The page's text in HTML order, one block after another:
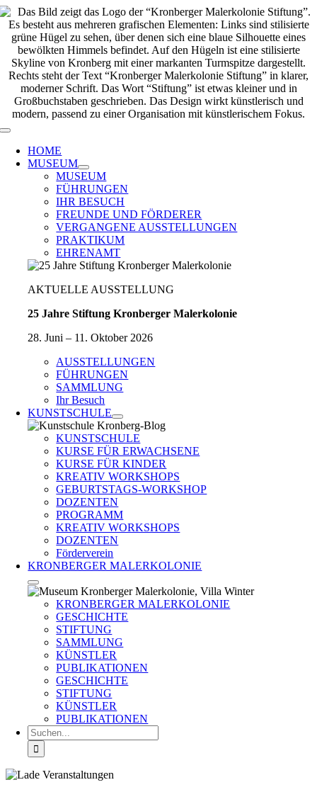
Zum
Inhalt
springen
Toggle
Navigation
HOME
MUSEUM
MUSEUM
FÜHRUNGEN
IHR BESUCH
FREUNDE UND FÖRDERER
VERGANGENE AUSSTELLUNGEN
PRAKTIKUM
EHRENAMT
AKTUELLE AUSSTELLUNG
25 Jahre Stiftung Kronberger Malerkolonie
28. Juni – 11. Oktober 2026
AUSSTELLUNGEN
FÜHRUNGEN
SAMMLUNG
Ihr Besuch
KUNSTSCHULE
KUNSTSCHULE
KURSE FÜR ERWACHSENE
KURSE FÜR KINDER
KREATIV WORKSHOPS
GEBURTSTAGS-WORKSHOP
DOZENTEN
PROGRAMM
KREATIV WORKSHOPS
DOZENTEN
Förderverein
KRONBERGER MALERKOLONIE
KRONBERGER MALERKOLONIE
GESCHICHTE
STIFTUNG
SAMMLUNG
KÜNSTLER
PUBLIKATIONEN
GESCHICHTE
STIFTUNG
KÜNSTLER
PUBLIKATIONEN
Suche
nach: